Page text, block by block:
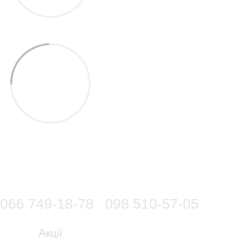
066 749-18-78 098 510-57-05
Акції